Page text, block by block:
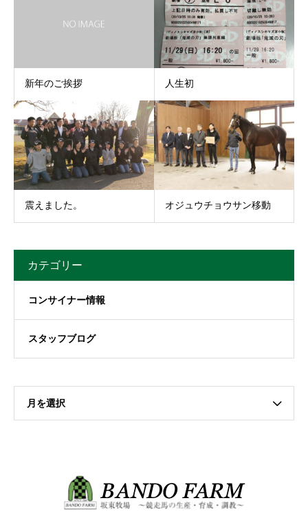
新年のご挨拶 人生初
震えました。 オジュウチョウサン移動
カテゴリー
コンサイナー情報
スタッフブログ
月を選択